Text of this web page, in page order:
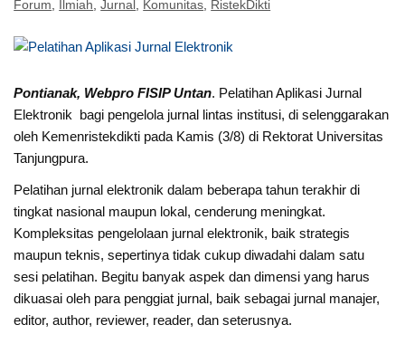
Forum
Ilmiah ,Jurnal Komunitas RistekDikti
Pontianak, Webpro FISIP Untan. Pelatihan Aplikasi Jurnal
Elektronik bagi pengelola jurnal lintas institusi, di selenggarakan
oleh Kemenristekdikti pada Kamis (3/8) di Rektorat Universitas
Tanjungpura.
Pelatihan jurnal elektronik dalam beberapa tahun terakhir di
tingkat nasional maupun lokal, cenderung meningkat.
Kompleksitas pengelolaan jurnal elektronik, baik strategis
maupun teknis, sepertinya tidak cukup diwadahi dalam satu
sesi pelatihan. Begitu banyak aspek dan dimensi yang harus
dikuasai oleh para penggiat jurnal, baik sebagai jurnal manajer,
editor, author, reviewer, reader, dan seterusnya.